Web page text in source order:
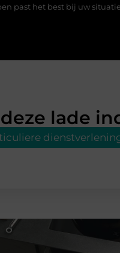
bij uw situatie? Een
lade